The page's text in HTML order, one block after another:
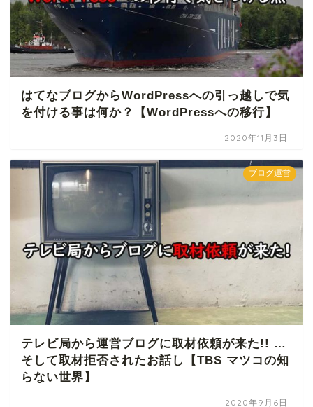
はてなブログからWordPressへの引っ越しで気
を付ける事は何か？【WordPressへの移行】
2020年11月3日
ブログ運営
テレビ局から運営ブログに取材依頼が来た!! …
そして取材拒否されたお話し【TBS マツコの知
らない世界】
2020年9月6日